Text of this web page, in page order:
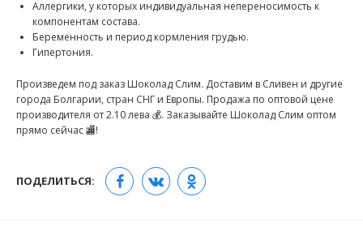
Аллергики, у которых индивидуальная непереносимость к
компонентам состава.
Беременность и период кормления грудью.
Гипертония.
Произведем под заказ Шоколад Слим. Доставим в Сливен и другие
города Болгарии, стран СНГ и Европы. Продажа по оптовой цене
производителя от 2.10 лева 💰. Заказывайте Шоколад Слим оптом
прямо сейчас 🏬!
ПОДЕЛИТЬСЯ: